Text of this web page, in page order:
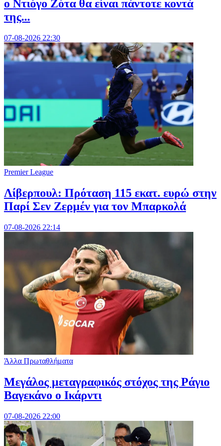
ο Ντιόγο Ζότα θα είναι πάντοτε κοντά
της...
07-08-2026 22:30
Premier League
Λίβερπουλ: Πρόταση 115 εκατ. ευρώ στην
Παρί Σεν Ζερμέν για τον Μπαρκολά
07-08-2026 22:14
Άλλα Πρωταθλήματα
Μεγάλος μεταγραφικός στόχος της Ράγιο
Βαγεκάνο ο Ικάρντι
07-08-2026 22:00